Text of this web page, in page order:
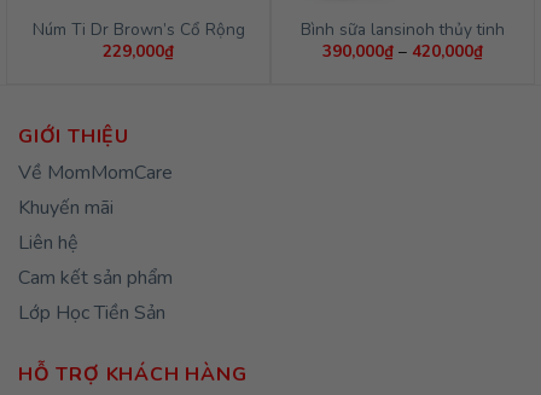
Núm Ti Dr Brown’s Cổ Rộng
229,000₫
Bình sữa lansinoh thủy tinh
390,000₫ – 420,000₫Khoảng
GIỚI THIỆU
Về MomMomCare
Khuyến mãi
Liên hệ
Cam kết sản phẩm
Lớp Học Tiền Sản
HỖ TRỢ KHÁCH HÀNG